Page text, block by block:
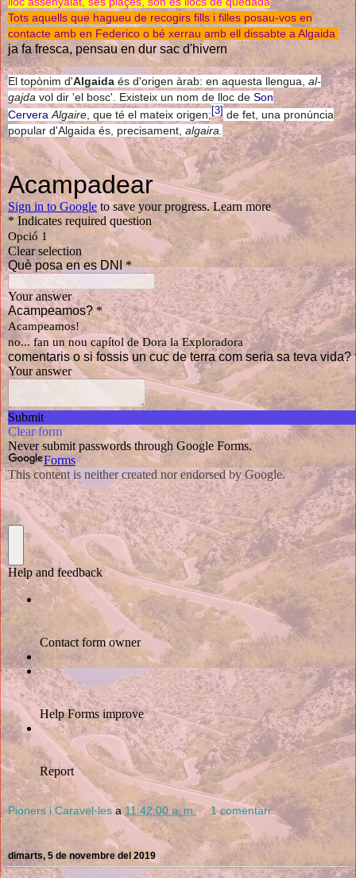
Tots aquells que hagueu de recogirs fills i filles posau-vos en
contacte amb en Federico o bé xerrau amb ell dissabte a Algaida
ja fa fresca, pensau en dur sac d'hivern
El topònim d'Algaida és d'origen àrab: en aquesta llengua, al-
gajda vol dir 'el bosc'. Existeix un nom de lloc de Son
Cervera Algaire , que té el mateix origen;[3] de fet, una pronúncia
popular d'Algaida és, precisament, algaira.
Pioners i Caravel·les a 11:42:00 a. m. 1 comentari:
dimarts, 5 de novembre del 2019